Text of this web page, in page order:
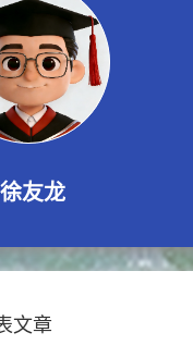
徐友龙
文章